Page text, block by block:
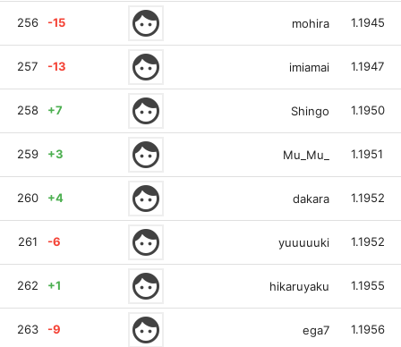
256 -15 face mohira 1.1945
257 -13 face imiamai 1.1947
258 +7 face Shingo 1.1950
259 +3 face Mu_Mu_ 1.1951
260 +4 face dakara 1.1952
261 -6 face yuuuuuki 1.1952
262 +1 face hikaruyaku 1.1955
263 -9 face ega7 1.1956